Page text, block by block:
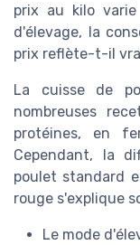
prix au kilo
d'élevage, la
prix reflète-t-il
La cuisse de
nombreuses
protéines, en
Cependant, la
poulet standard
rouge s'explique
Le mode